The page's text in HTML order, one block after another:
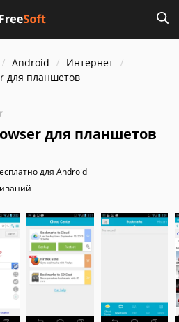
Android
Интернет
для планшетов
для планшетов
для Android